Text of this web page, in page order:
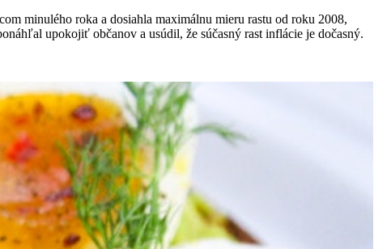
minulého roka a dosiahla maximálnu mieru rastu od roku 2008,
upokojiť občanov a usúdil, že súčasný rast inflácie je dočasný.